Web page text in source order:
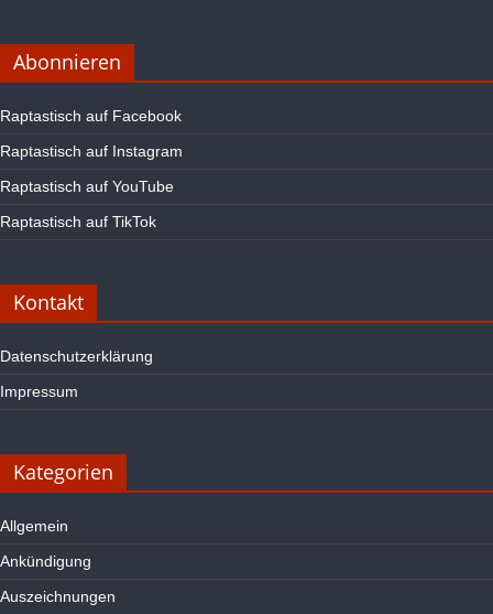
Abonnieren
Raptastisch auf Facebook
Raptastisch auf Instagram
Raptastisch auf YouTube
Raptastisch auf TikTok
Kontakt
Datenschutzerklärung
Impressum
Kategorien
Allgemein
Ankündigung
Auszeichnungen